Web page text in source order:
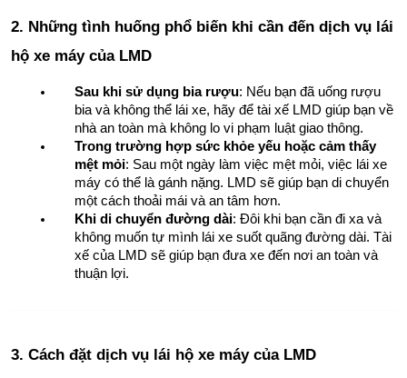
2. Những tình huống phổ biến khi cần đến dịch vụ lái
hộ xe máy của LMD
Sau khi sử dụng bia rượu: Nếu bạn đã uống rượu
bia và không thể lái xe, hãy để tài xế LMD giúp bạn về
nhà an toàn mà không lo vi phạm luật giao thông.
Trong trường hợp sức khỏe yếu hoặc cảm thấy
mệt mỏi: Sau một ngày làm việc mệt mỏi, việc lái xe
máy có thể là gánh nặng. LMD sẽ giúp bạn di chuyển
một cách thoải mái và an tâm hơn.
Khi di chuyển đường dài: Đôi khi bạn cần đi xa và
không muốn tự mình lái xe suốt quãng đường dài. Tài
xế của LMD sẽ giúp bạn đưa xe đến nơi an toàn và
thuận lợi.
3. Cách đặt dịch vụ lái hộ xe máy của LMD